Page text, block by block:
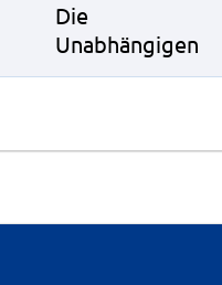
Die
Unabhängigen